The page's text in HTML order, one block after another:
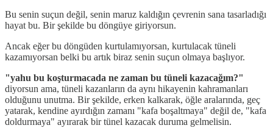
Bu senin suçun değil, senin maruz kaldığın çevrenin sana tasarladığı
hayat bu. Bir şekilde bu döngüye giriyorsun.
Ancak eğer bu döngüden kurtulamıyorsan, kurtulacak tüneli
kazamıyorsan belki bu artık biraz senin suçun olmaya başlıyor.
"yahu bu koşturmacada ne zaman bu tüneli kazacağım?"
diyorsun ama, tüneli kazanların da aynı hikayenin kahramanları
olduğunu unutma. Bir şekilde, erken kalkarak, öğle aralarında, geç
yatarak, kendine ayırdığın zamanı "kafa boşaltmaya" değil de, "kafa
doldurmaya" ayırarak bir tünel kazacak duruma gelmelisin.